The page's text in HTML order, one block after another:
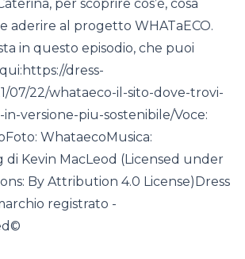
per scoprire cos’è, cosa
aderire al progetto WHATaECO.
in questo episodio, che puoi
dress-
07/22/whataeco-il-sito-dove-trovi-
versione-piu-sostenibile/Voce:
WhataecoMusica:
Kevin MacLeod (Licensed under
By Attribution 4.0 License)Dress
registrato -